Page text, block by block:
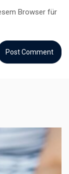
Browser für